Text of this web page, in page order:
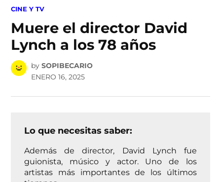
POSTED
CINE Y TV
Muere el director David
Lynch a los 78 años
by SOPIBECARIO
ENERO 16, 2025
Lo que necesitas saber:
Además de director, David Lynch fue
guionista, músico y actor. Uno de los
artistas más importantes de los últimos